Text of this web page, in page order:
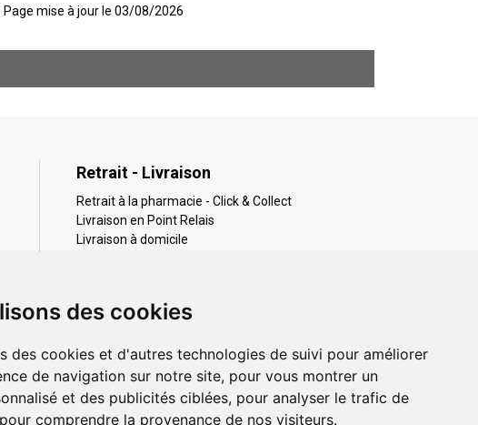
des cookies
des cookies et d'autres technologies de suivi pour améliorer
de navigation sur notre site, pour vous montrer un
et des publicités ciblées, pour analyser le trafic de
comprendre la provenance de nos visiteurs.
Page mise à jour le 03/08/2026
Retrait - Livraison
Retrait à la pharmacie - Click & Collect
Livraison en Point Relais
Livraison à domicile